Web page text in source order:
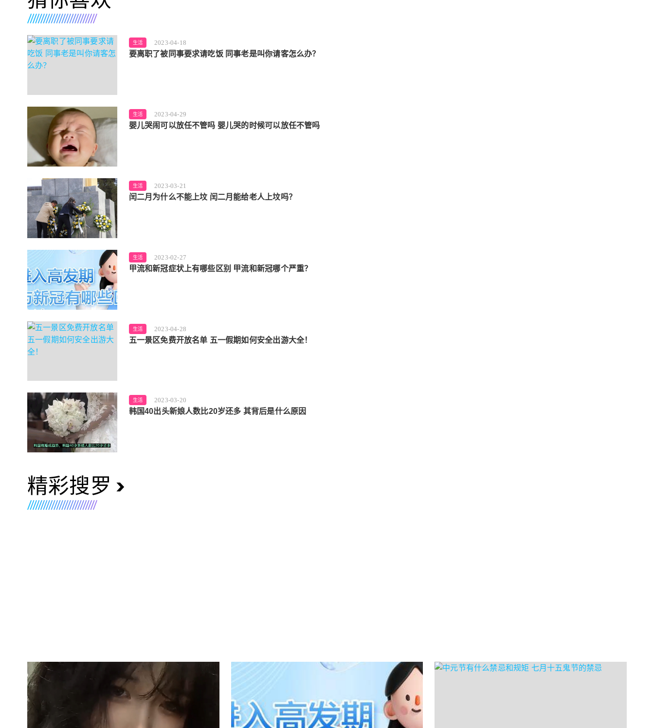
生活 2023-04-18
要离职了被同事要求请吃饭 同事老是叫你请客怎么办？
生活 2023-04-29
婴儿哭闹可以放任不管吗 婴儿哭的时候可以放任不管吗
生活 2023-03-21
闰二月为什么不能上坟 闰二月能给老人上坟吗？
生活 2023-02-27
甲流和新冠症状上有哪些区别 甲流和新冠哪个严重？
生活 2023-04-28
五一景区免费开放名单 五一假期如何安全出游大全！
生活 2023-03-20
韩国40出头新娘人数比20岁还多 其背后是什么原因
精彩搜罗